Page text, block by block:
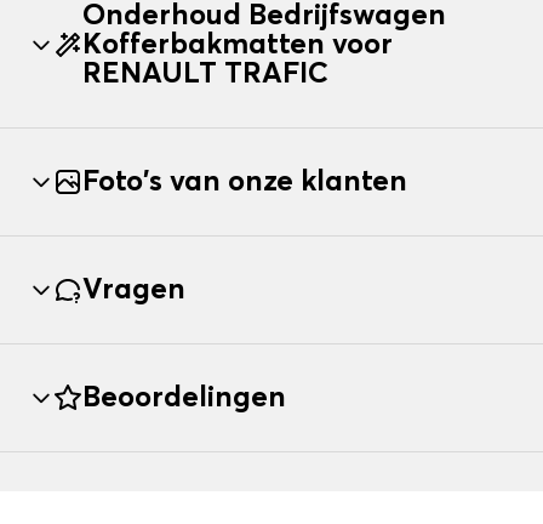
Onderhoud Bedrijfswagen
Kofferbakmatten voor
RENAULT TRAFIC
Foto's van onze klanten
Vragen
Beoordelingen